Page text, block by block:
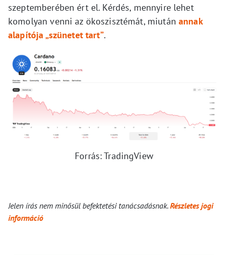
szeptemberében ért el. Kérdés, mennyire lehet
komolyan venni az ökoszisztémát, miután annak
alapítója „szünetet tart”.
Forrás: TradingView
Jelen írás nem minősül befektetési tanácsadásnak.Részletes jogi
információ